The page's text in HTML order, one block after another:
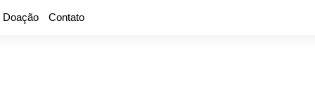
Doação Contato